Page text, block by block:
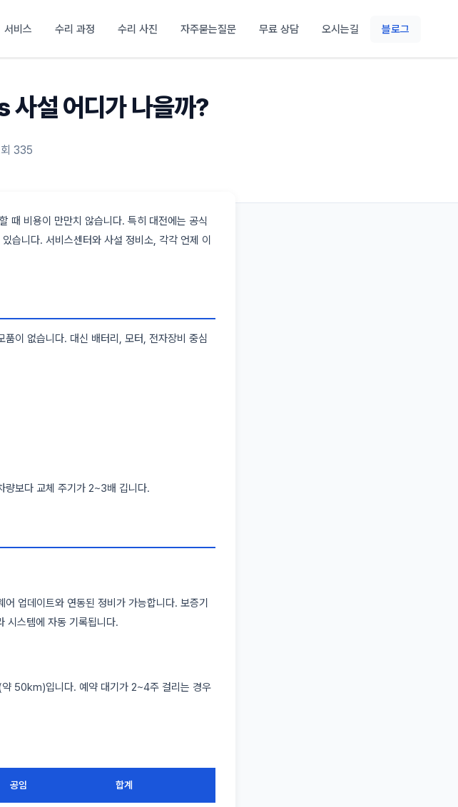
서비스 수리 과정 수리 사진 자주묻는질문 무료 상담 오시는길 블로그
사설 어디가 나을까?
335
때 비용이 만만치 않습니다. 특히 대전에는 공식
습니다. 서비스센터와 사설 정비소, 각각 언제 이
이 없습니다. 대신 배터리, 모터, 전자장비 중심
량보다 교체 주기가 2~3배 깁니다.
업데이트와 연동된 정비가 가능합니다. 보증기
시스템에 자동 기록됩니다.
50km)입니다. 예약 대기가 2~4주 걸리는 경우
공임 합계